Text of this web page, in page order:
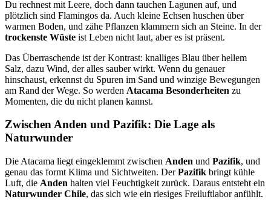
Du rechnest mit Leere, doch dann tauchen Lagunen auf, und
plötzlich sind Flamingos da. Auch kleine Echsen huschen über
warmen Boden, und zähe Pflanzen klammern sich an Steine. In der
trockenste Wüste ist Leben nicht laut, aber es ist präsent.
Das Überraschende ist der Kontrast: knalliges Blau über hellem
Salz, dazu Wind, der alles sauber wirkt. Wenn du genauer
hinschaust, erkennst du Spuren im Sand und winzige Bewegungen
am Rand der Wege. So werden Atacama Besonderheiten zu
Momenten, die du nicht planen kannst.
Zwischen Anden und Pazifik: Die Lage als
Naturwunder
Die Atacama liegt eingeklemmt zwischen Anden und Pazifik, und
genau das formt Klima und Sichtweiten. DerPazifik bringt kühle
Luft, die Anden halten viel Feuchtigkeit zurück. Daraus entsteht ein
Naturwunder Chile, das sich wie ein riesiges Freiluftlabor anfühlt.